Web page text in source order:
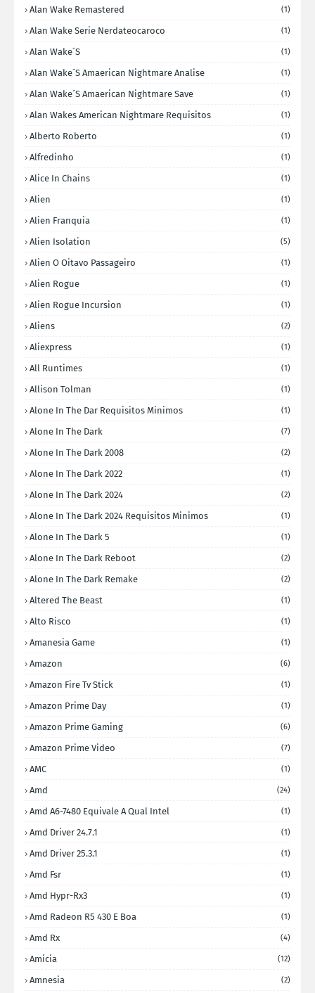
Alan Wake Remastered (1)
Alan Wake Serie Nerdateocaroco (1)
Alan Wake´s (1)
Alan Wake´s Amaerican Nightmare Analise (1)
Alan Wake´s Amaerican Nightmare Save (1)
Alan Wakes American Nightmare Requisitos (1)
Alberto Roberto (1)
Alfredinho (1)
Alice In Chains (1)
Alien (1)
Alien Franquia (1)
Alien Isolation (5)
Alien O Oitavo Passageiro (1)
Alien Rogue (1)
Alien Rogue Incursion (1)
Aliens (2)
Aliexpress (1)
All Runtimes (1)
Allison Tolman (1)
Alone In The Dar Requisitos Minimos (1)
Alone In The Dark (7)
Alone In The Dark 2008 (2)
Alone In The Dark 2022 (1)
Alone In The Dark 2024 (2)
Alone In The Dark 2024 Requisitos Minimos (1)
Alone In The Dark 5 (1)
Alone In The Dark Reboot (2)
Alone In The Dark Remake (2)
Altered The Beast (1)
Alto Risco (1)
Amanesia Game (1)
Amazon (6)
Amazon Fire Tv Stick (1)
Amazon Prime Day (1)
Amazon Prime Gaming (6)
Amazon Prime Video (7)
AMC (1)
Amd (24)
Amd A6-7480 Equivale A Qual Intel (1)
Amd Driver 24.7.1 (1)
Amd Driver 25.3.1 (1)
Amd Fsr (1)
Amd Hypr-Rx3 (1)
Amd Radeon R5 430 E Boa (1)
Amd Rx (4)
Amicia (12)
Amnesia (2)